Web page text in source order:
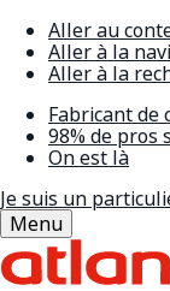
Aller au
Aller à la
Aller à la
Fabricant de
98% de pros
On est là
Je suis un
Menu